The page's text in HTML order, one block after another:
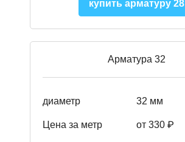
купить арматуру 28
Арматура 32
диаметр 32 мм
Цена за метр от 330 ₽